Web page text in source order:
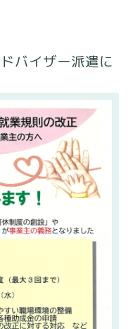
バイザー派遣に